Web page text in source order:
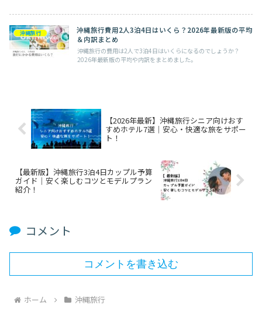
沖縄旅行
沖縄旅行費用2人3泊4日はいくら？2026年最新版の平均
＆内訳まとめ
沖縄旅行の費用は2人で3泊4日はいくらになるのでしょうか？
2026年最新版の平均や内訳をまとめました。
【2026年最新】沖縄旅行シニア向けおす
すめホテル7選｜安心・快適な旅をサポー
ト！
【最新版】沖縄旅行3泊4日カップル予算
ガイド｜安く楽しむコツとモデルプラン
紹介！
コメント
コメントを書き込む
ホーム 沖縄旅行